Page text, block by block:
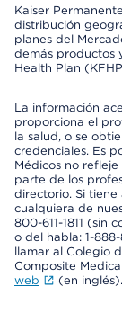
Kaiser
distribución
planes del
demás productos
Health Plan
La información
proporciona el
la salud, o se
credenciales. Es
Médicos no
parte de los
directorio. Si
cualquiera de
800-611-1811 (sin
o del habla: 1-
llamar al Colegio
Composite
web
(en inglés).